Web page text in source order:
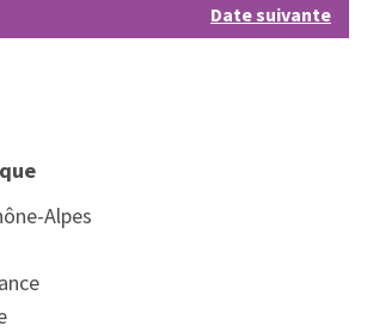
Date suivante
Alpes